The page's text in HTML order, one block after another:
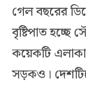
গেল বছরের
বৃষ্টিপাত হচ্ছে
কয়েকটি
সড়কও।